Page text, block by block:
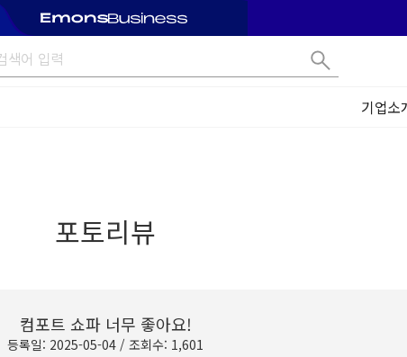
기업소
포토리뷰
컴포트 쇼파 너무 좋아요!
등록일: 2025-05-04 / 조회수: 1,601